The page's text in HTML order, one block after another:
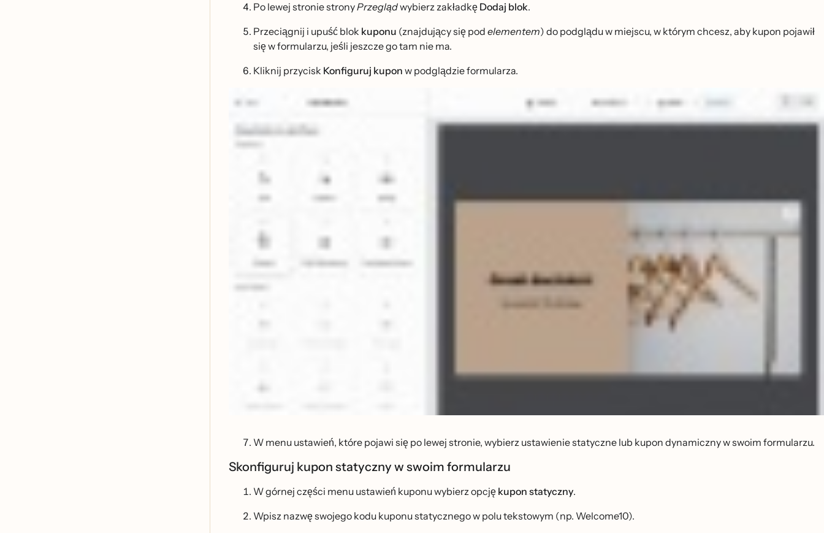
Po lewej stronie stronyPrzeglądwybierz zakładkę Dodaj blok.
Przeciągnij i upuść blok kuponu (znajdujący się pod elementem) do podglądu w miejscu, w którym chcesz, aby kupon pojawił
się w formularzu, jeśli jeszcze go tam nie ma.
Kliknij przycisk Konfiguruj kupon w podglądzie formularza.
W menu ustawień, które pojawi się po lewej stronie, wybierz ustawienie statyczne lub kupon dynamiczny w swoim formularzu.
Skonfiguruj kupon statyczny w swoim formularzu
W górnej części menu ustawień kuponu wybierz opcję kupon statyczny.
Wpisz nazwę swojego kodu kuponu statycznego w polu tekstowym (np. Welcome10).